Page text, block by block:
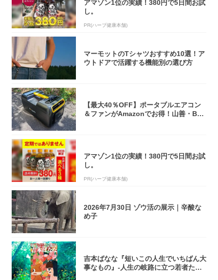
アマゾン1位の実績！380円で5日間お試
し。
PR(ハーブ健康本舗)
マーモットのTシャツおすすめ10選！ア
ウトドアで活躍する機能別の選び方
【最大40％OFF】ポータブルエアコン
＆ファンがAmazonでお得！山善・Bo
アマゾン1位の実績！380円で5日間お試
し。
PR(ハーブ健康本舗)
2026年7月30日 ゾウ活の展示｜辛酸な
め子
吉本ばなな『短いこの人生でいちばん大
事なもの』-人生の岐路に立つ若者たち